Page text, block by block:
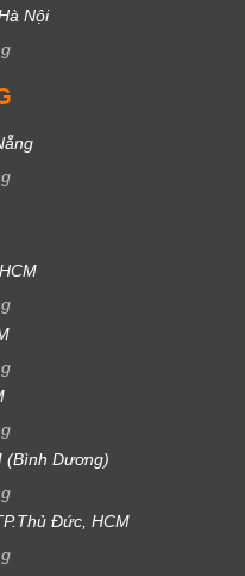
Nội
(Bình Dương)
Đức, HCM